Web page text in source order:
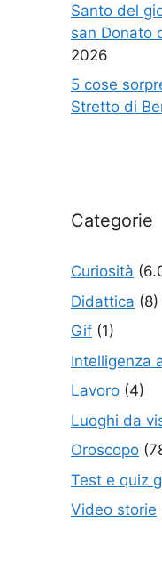
Santo del
san Donato
2026
5 cose
Stretto di
Categorie
Curiosità
Didattica (8)
Gif (1)
Intelligenza
Lavoro (4)
Luoghi da
Oroscopo
Test e quiz
Video storie